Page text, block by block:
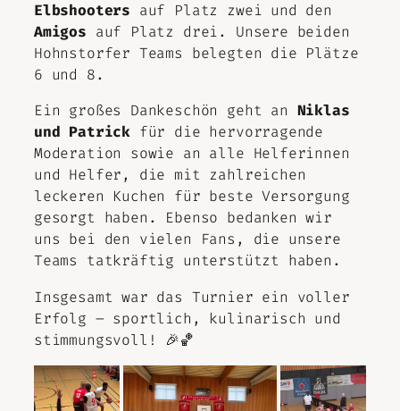
Elbshooters auf Platz zwei und den
Amigos auf Platz drei. Unsere beiden
Hohnstorfer Teams belegten die Plätze
6 und 8.
Ein großes Dankeschön geht an Niklas
und Patrick für die hervorragende
Moderation sowie an alle Helferinnen
und Helfer, die mit zahlreichen
leckeren Kuchen für beste Versorgung
gesorgt haben. Ebenso bedanken wir
uns bei den vielen Fans, die unsere
Teams tatkräftig unterstützt haben.
Insgesamt war das Turnier ein voller
Erfolg – sportlich, kulinarisch und
stimmungsvoll! 🎉🏀